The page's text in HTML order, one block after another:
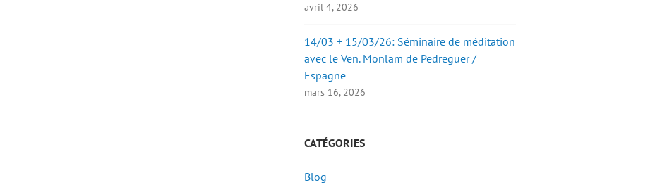
avril 4, 2026
14/03 + 15/03/26: Séminaire de méditation
avec le Ven. Monlam de Pedreguer /
Espagne
mars 16, 2026
CATÉGORIES
Blog